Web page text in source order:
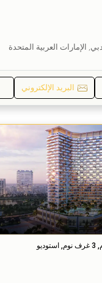
الإمارات العربية المتحدة
البريد الإلكتروني